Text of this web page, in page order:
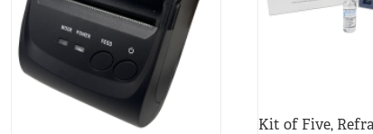
Kit of Five,